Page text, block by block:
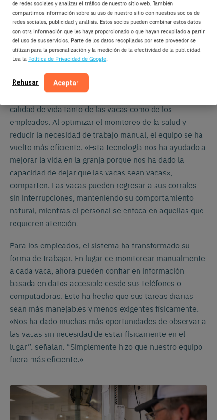
de redes sociales y analizar el tráfico de nuestro sitio web. También
compartimos información sobre su uso de nuestro sitio con nuestros socios de
redes sociales, publicidad y análisis. Estos socios pueden combinar estos datos
con otra información que les haya proporcionado o que hayan recopilado a partir
del uso de sus servicios. Parte de los datos recopilados por este proveedor se
utilizan para la personalización y la medición de la efectividad de la publicidad.
Lea la Política de Privacidad de Google
Rehusar Aceptar
Mejorando la vida de las personas y los animales
La modernización tecnológica también ha mejorado la
calidad de vida tanto de las vacas como de los
empleados. Al optimizar el monitoreo de la salud y
reducir la necesidad de trabajo manual, el equipo se ha
vuelto más eficiente. «Esta tecnología nos ha ayudado a
mejorar la vida en la granja porque nos ha dado la
capacidad de dejar que las vacas sean vacas»,
comparten. Las vacas pueden regresar a sus corrales
sin interrupciones, manteniendo su comportamiento
natural, mientras el personal se enfoca en aquellas que
requieren atención.
Para los empleados, el sistema ha transformado su
forma de trabajar. En lugar de monitorear manualmente
a cada vaca, ahora pueden confiar en información
basada en datos accesible desde sus teléfonos o
computadoras. Esto ha hecho que sus tareas diarias
sean más manejables y menos exigentes físicamente.
«Nos ha dado muchas más oportunidades de observar a
las vacas sin necesidad de estar físicamente en el
lugar”, señalan. “Simplemente hizo que nuestro equipo
fuera más eficiente.»
Cambia a tu idioma
preferido
Vemos que estás visitando el sitio
web en inglés. ¿Le gustaría cambiar a: